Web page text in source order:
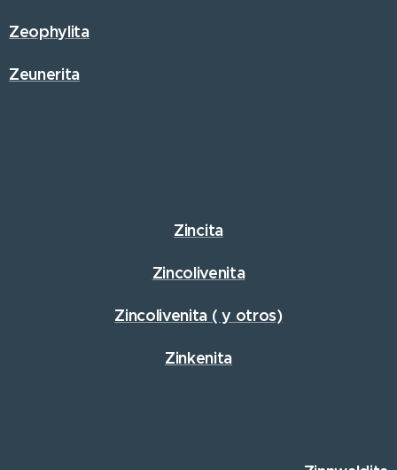
Zeophylita
Zeunerita
Zincita
Zincolivenita
Zincolivenita ( y otros)
Zinkenita